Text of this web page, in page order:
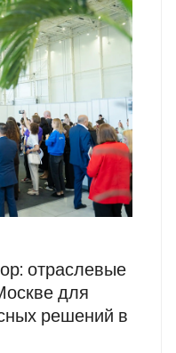
отраслевые
для
решений в